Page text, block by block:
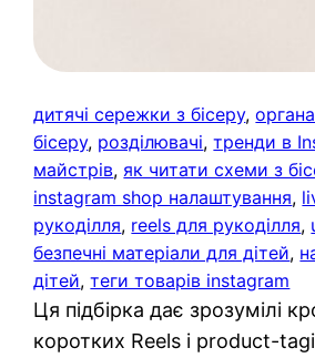
дитячі сережки з бісеру,
бісеру, розділювачі, тренди в
майстрів, як читати схеми з
instagram shop налаштування,
рукоділля, reels для рукоділля,
безпечні матеріали для дітей,
дітей, теги товарів instagram
Ця підбірка дає зрозумілі
коротких Reels і product-